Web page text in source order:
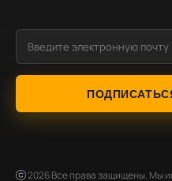
2026Все права защищены. Мы